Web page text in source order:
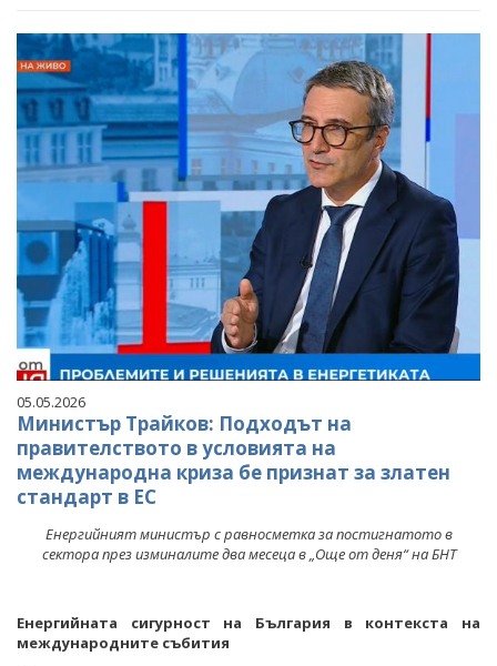
05.05.2026
Министър Трайков: Подходът на
правителството в условията на
международна криза бе признат за златен
стандарт в ЕС
Енергийният министър с равносметка за постигнатото в
сектора през изминалите два месеца в „Още от деня“ на БНТ
Енергийната сигурност на България в контекста на
международните събития